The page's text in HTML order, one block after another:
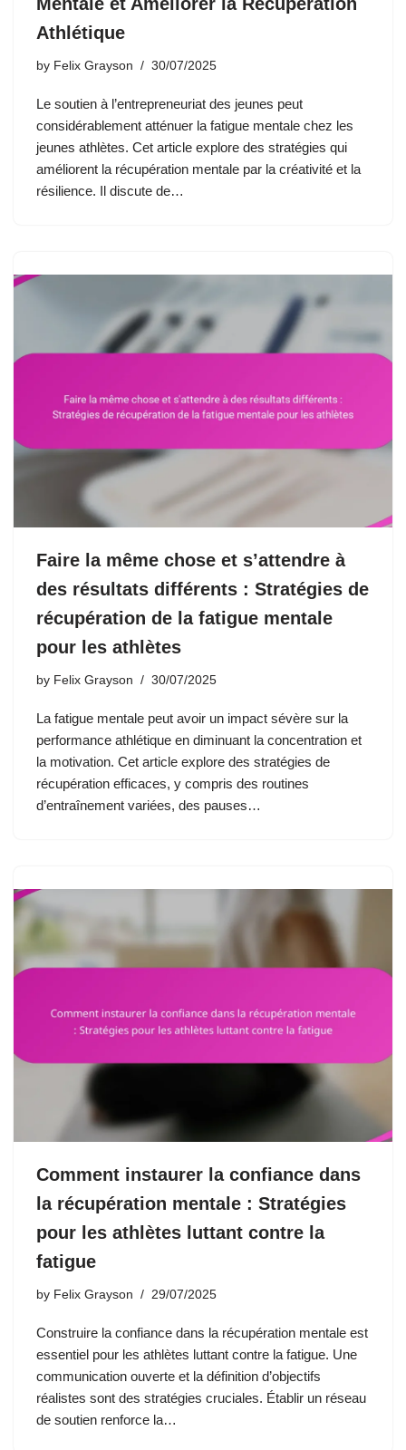
Athlétique
by Felix Grayson 30/07/2025
Le soutien à l’entrepreneuriat des jeunes peut
considérablement atténuer la fatigue mentale chez les
jeunes athlètes. Cet article explore des stratégies qui
améliorent la récupération mentale par la créativité et la
résilience. Il discute de…
Faire la même chose et s’attendre à
des résultats différents : Stratégies de
récupération de la fatigue mentale
pour les athlètes
by Felix Grayson 30/07/2025
La fatigue mentale peut avoir un impact sévère sur la
performance athlétique en diminuant la concentration et
la motivation. Cet article explore des stratégies de
récupération efficaces, y compris des routines
d’entraînement variées, des pauses…
Comment instaurer la confiance dans
la récupération mentale : Stratégies
pour les athlètes luttant contre la
fatigue
by Felix Grayson 29/07/2025
Construire la confiance dans la récupération mentale est
essentiel pour les athlètes luttant contre la fatigue. Une
communication ouverte et la définition d’objectifs
réalistes sont des stratégies cruciales. Établir un réseau
de soutien renforce la…